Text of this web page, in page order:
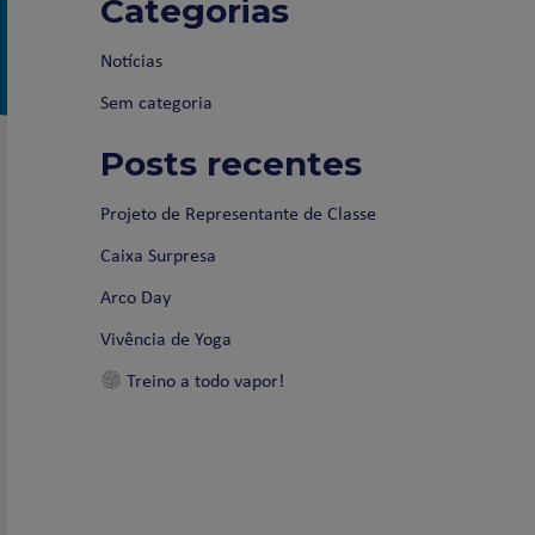
Categorias
Notícias
Sem categoria
Posts recentes
Projeto de Representante de Classe
Caixa Surpresa
Arco Day
Vivência de Yoga
Treino a todo vapor!